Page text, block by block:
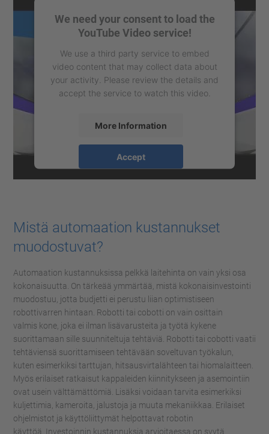
We need your consent to load the
YouTube Video service!
We use a third party service to embed
video content that may collect data about
your activity. Please review the details and
accept the service to watch this video.
More Information
Accept
powered byUsercentrics Consent
Mistä automaation kustannukset
muodostuvat?
Automaation kustannuksissa pelkkä laitehinta on vain yksi osa
kokonaisuutta. On tärkeää ymmärtää, mistä kokonaisinvestointi
muodostuu, jotta budjetti ei perustu liian optimistiseen
robottivarren hintaan. Robotti tai cobotti on vain osittain
valmis kone, joka ei ilman lisävarusteita ja työtä kykene
suorittamaan sille suunniteltuja tehtäviä. Robotti tai cobotti vaatii
tehtäviensä suorittamiseen tehtävään soveltuvan työkalun,
kuten esimerkiksi tarttujan, hitsausvirtalähteen tai hiomalaitteen.
Myös erilaiset ratkaisut kappaleiden kiinnitykseen ja asemointiin
ovat usein välttämättömiä. Lisäksi voidaan tarvita esimerkiksi
kuljettimia, kameroita, jalustoja ja muuta mekaniikkaa. Erilaiset
ohjelmistot ja käyttöliittymät helpottavat robotin
käyttöä. Investoinnin kustannuksia arvioitaessa on syytä